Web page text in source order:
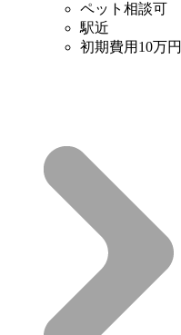
ペット相談可
駅近
初期費用10万